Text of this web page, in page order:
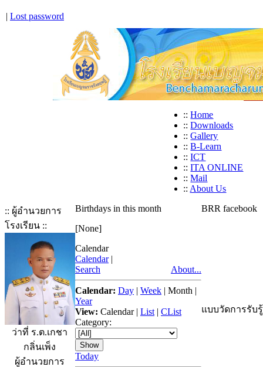
| Lost password
:: Home
:: Downloads
:: Gallery
:: B-Learn
:: ICT
:: ITA ONLINE
:: Mail
:: About Us
:: ผู้อำนวยการ
โรงเรียน ::
ว่าที่ ร.ต.เกชา
กลิ่นเพ็ง
ผู้อำนวยการ
Birthdays in this month
[None]
Calendar
Calendar |
Search
About...
Calendar: Day | Week | Month |
Year
View: Calendar| List | CList
Category:
Today
BRR facebook
แบบวัดการรับ